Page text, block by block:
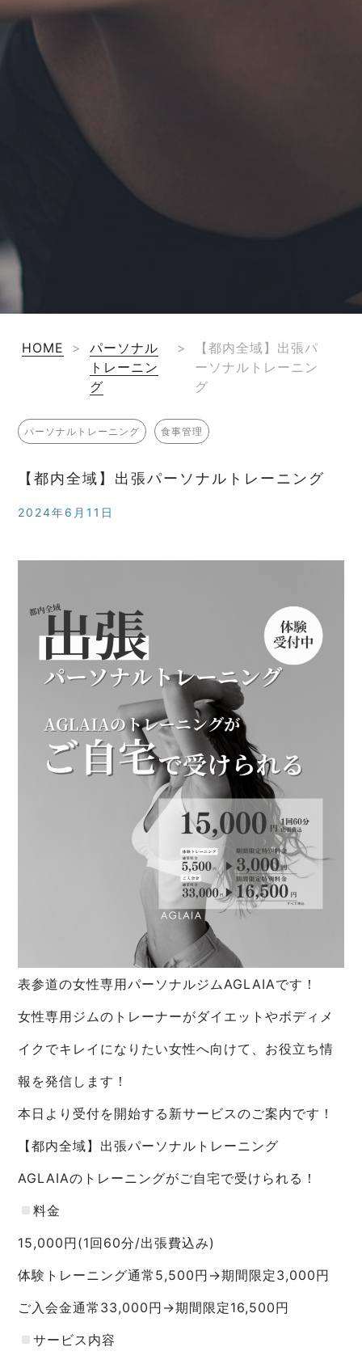
HOME >
パーソナル
トレーニン
グ
>
【都内全域】出張パ
ーソナルトレーニン
グ
パーソナルトレーニング 食事管理
【都内全域】出張パーソナルトレーニング
2024年6月11日
表参道の女性専用パーソナルジムAGLAIAです！
女性専用ジムのトレーナーがダイエットやボディメ
イクでキレイになりたい女性へ向けて、お役立ち情
報を発信します！
本日より受付を開始する新サービスのご案内です！
【都内全域】出張パーソナルトレーニング
AGLAIAのトレーニングがご自宅で受けられる！
料金
15,000円(1回60分/出張費込み)
体験トレーニング通常5,500円→期間限定3,000円
ご入会金通常33,000円→期間限定16,500円
サービス内容